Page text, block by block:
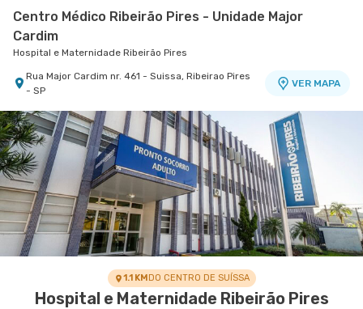
Centro Médico Ribeirão Pires - Unidade Major
Cardim
Hospital e Maternidade Ribeirão Pires
Rua Major Cardim nr. 461 - Suissa, Ribeirao Pires
- SP
VER MAPA
1.1 KMDO CENTRO DE SUÍSSA
Hospital e Maternidade Ribeirão Pires